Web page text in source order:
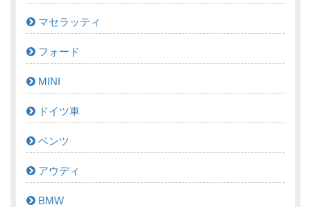
マセラッティ
フォード
MINI
ドイツ車
ベンツ
アウディ
BMW